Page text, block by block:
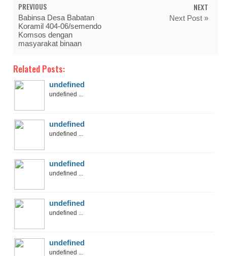
PREVIOUS
Babinsa Desa Babatan
Koramil 404-06/semendo
Komsos dengan
masyarakat binaan
NEXT
Next Post »
Related Posts:
undefined
undefined ...
undefined
undefined ...
undefined
undefined ...
undefined
undefined ...
undefined
undefined ...